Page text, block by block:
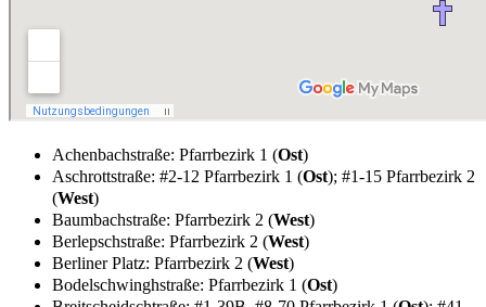
Achenbachstraße: Pfarrbezirk 1 (Ost)
Aschrottstraße: #2-12 Pfarrbezirk 1 (Ost); #1-15 Pfarrbezirk 2
(West)
Baumbachstraße: Pfarrbezirk 2 (West)
Berlepschstraße: Pfarrbezirk 2 (West)
Berliner Platz: Pfarrbezirk 2 (West)
Bodelschwinghstraße: Pfarrbezirk 1 (Ost)